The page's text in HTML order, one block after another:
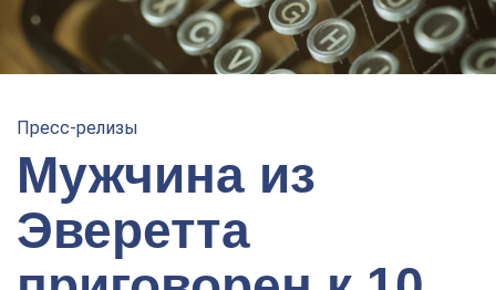
Пресс-релизы
Мужчина из
Эверетта